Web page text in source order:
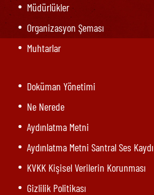
Müdürlükler
Organizasyon Şeması
Muhtarlar
Doküman Yönetimi
Ne Nerede
Aydınlatma Metni
Aydınlatma Metni Santral Ses Kaydı
KVKK Kişisel Verilerin Korunması
Gizlilik Politikası